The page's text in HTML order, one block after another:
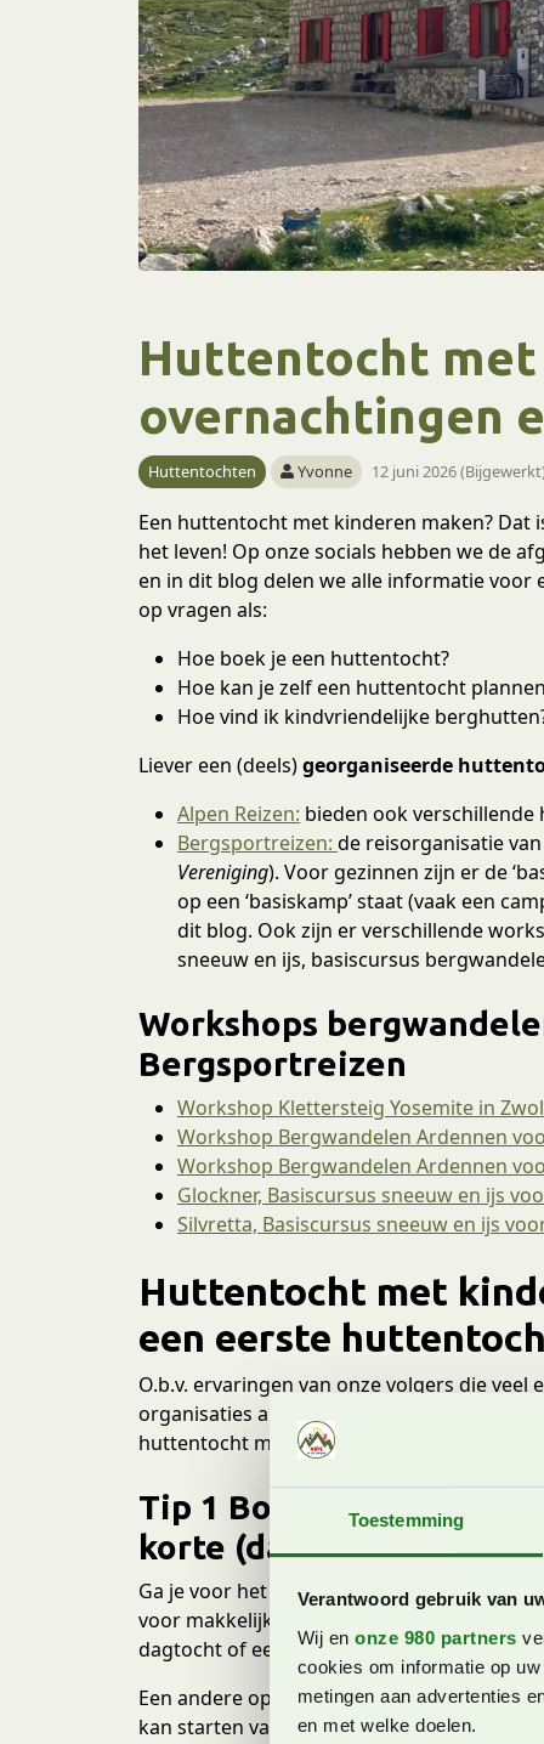
Toestemming
Verantwoord gebruik van
Wij en onze 980 partners
cookies om informatie op
metingen aan advertenties
en met welke doelen.
Huttentocht
overnachtingen
Huttentochten Yvonne 12 juni 2026
Een huttentocht met kinderen maken?
het leven! Op onze socials hebben we de
en in dit blog delen we alle informatie
op vragen als:
Hoe boek je een huttentocht?
Hoe kan je zelf een huttentocht
Hoe vind ik kindvriendelijke
Liever een (deels)georganiseerde
Alpen Reizen: bieden ook
Bergsportreizen: de reisorganisatie van
Vereniging). Voor gezinnen zijn er de
op een ‘basiskamp’ staat (vaak een
dit blog. Ook zijn er verschillende
sneeuw en ijs, basiscursus
Workshops
Bergsportreizen
Workshop Klettersteig Yosemite in
Workshop Bergwandelen Ardennen
Workshop Bergwandelen Ardennen
Glockner, Basiscursus sneeuw en ijs
Silvretta, Basiscursus sneeuw en ijs
Huttentocht met
een eerste
O.b.v. ervaringen van onze volgers die
organisaties als NKBV en de SAC-Hütten,
huttentocht met kinderen.
Tip 1 Bouw het rustig
korte (dag)tocht
Ga je voor het eerst een huttentocht met
voor makkelijke etappes met nog niet
dagtocht of een tocht met alleen één
Een andere optie is om te kijken of je het
kan starten vanaf het bergstation. In